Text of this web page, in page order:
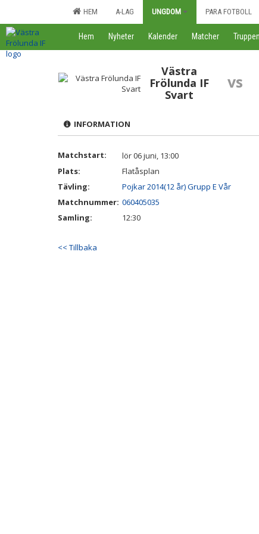
HEM A-LAG UNGDOM PARA FOTBOLL
Hem Nyheter Kalender Matcher Truppen
Västra
Frölunda IF
Svart
vs
INFORMATION
Matchstart:
lör 06 juni, 13:00
Plats:
Flatåsplan
Tävling:
Pojkar 2014(12 år) Grupp E Vår
Matchnummer: 060405035
Samling:
12:30
<< Tillbaka